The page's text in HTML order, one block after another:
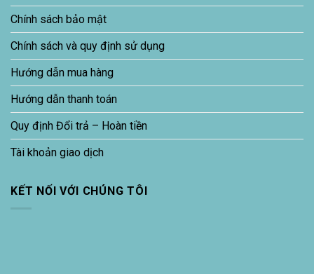
Chính sách bảo mật
Chính sách và quy định sử dụng
Hướng dẫn mua hàng
Hướng dẫn thanh toán
Quy định Đổi trả – Hoàn tiền
Tài khoản giao dịch
KẾT NỐI VỚI CHÚNG TÔI